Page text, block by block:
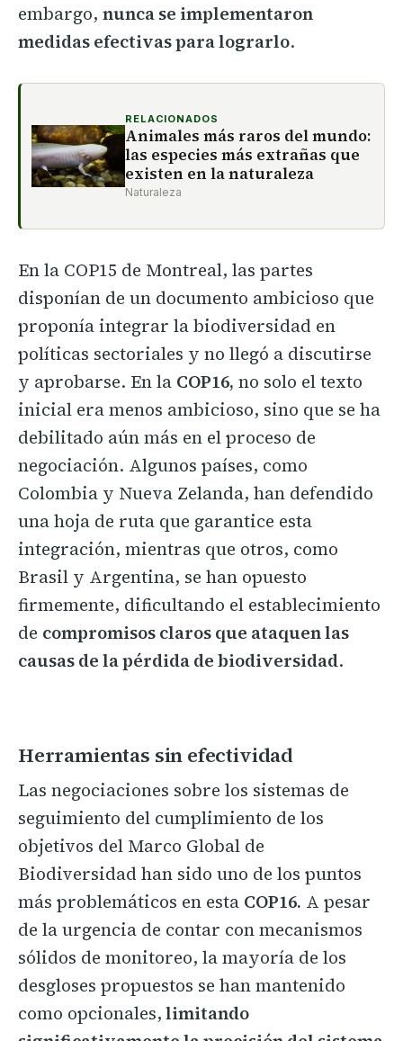
embargo, nunca se implementaron
medidas efectivas para lograrlo.
RELACIONADOS
Animales más raros del mundo:
las especies más extrañas que
existen en la naturaleza
Naturaleza
En la COP15 de Montreal, las partes
disponían de un documento ambicioso que
proponía integrar la biodiversidad en
políticas sectoriales y no llegó a discutirse
y aprobarse. En la COP16, no solo el texto
inicial era menos ambicioso, sino que se ha
debilitado aún más en el proceso de
negociación. Algunos países, como
Colombia y Nueva Zelanda, han defendido
una hoja de ruta que garantice esta
integración, mientras que otros, como
Brasil y Argentina, se han opuesto
firmemente, dificultando el establecimiento
de compromisos claros que ataquen las
causas de la pérdida de biodiversidad.
Herramientas sin efectividad
Las negociaciones sobre los sistemas de
seguimiento del cumplimiento de los
objetivos del Marco Global de
Biodiversidad han sido uno de los puntos
más problemáticos en esta COP16. A pesar
de la urgencia de contar con mecanismos
sólidos de monitoreo, la mayoría de los
desgloses propuestos se han mantenido
como opcionales,limitando